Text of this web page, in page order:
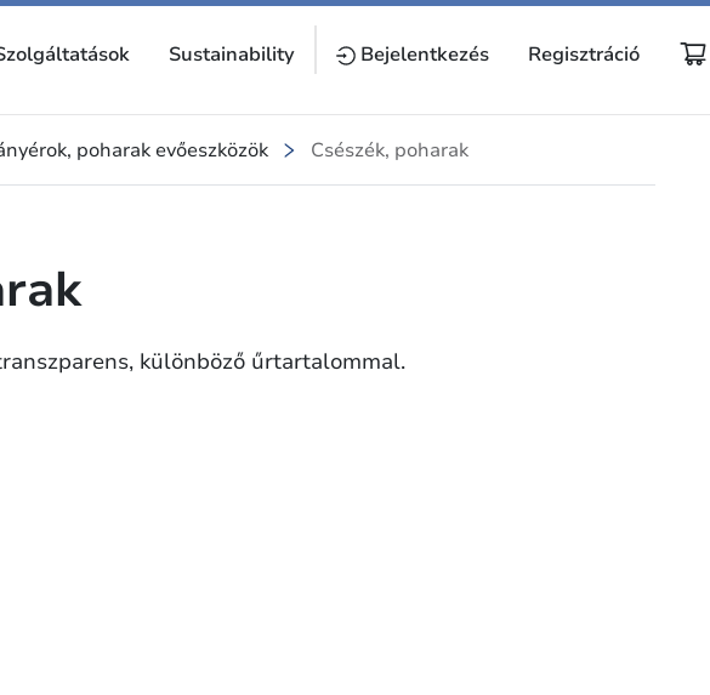
Sustainability Bejelentkezés Regisztráció
poharak evőeszközök Csészék, poharak
különböző űrtartalommal.